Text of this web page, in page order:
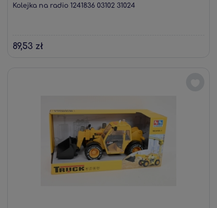
Kolejka na radio 1241836 03102 31024
89,53 zł